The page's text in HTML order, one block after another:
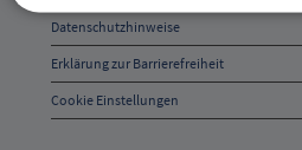
Datenschutzhinweise
Erklärung zur Barrierefreiheit
Cookie Einstellungen